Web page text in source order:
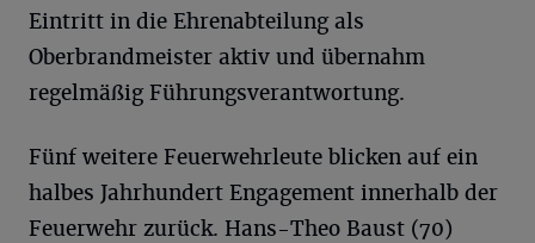
Eintritt in die Ehrenabteilung als
Oberbrandmeister aktiv und übernahm
regelmäßig Führungsverantwortung.
Fünf weitere Feuerwehrleute blicken auf ein
halbes Jahrhundert Engagement innerhalb der
Feuerwehr zurück. Hans-Theo Baust (70)